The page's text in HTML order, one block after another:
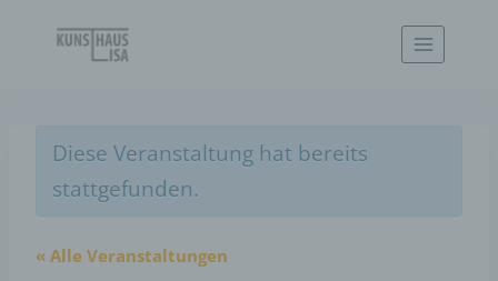
Diese Veranstaltung hat bereits
stattgefunden.
« Alle Veranstaltungen